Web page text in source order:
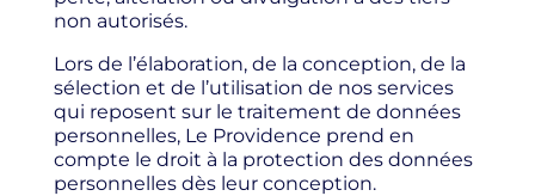
non autorisés.
Lors de l’élaboration, de la conception, de la
sélection et de l’utilisation de nos services
qui reposent sur le traitement de données
personnelles, Le Providence prend en
compte le droit à la protection des données
personnelles dès leur conception.